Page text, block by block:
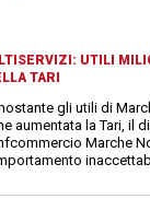
UTILI
TARI
gli utili di
aumentata la Tari, il
Marche